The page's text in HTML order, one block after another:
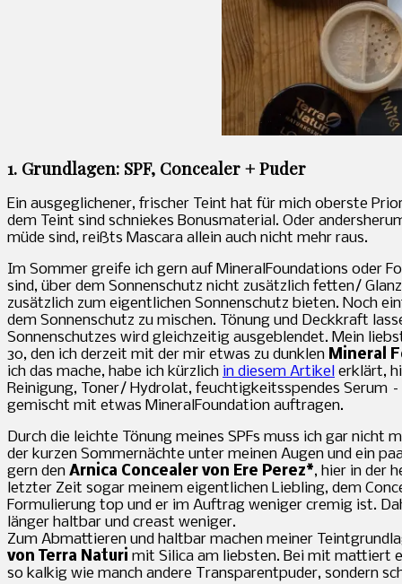
1. Grundlagen: SPF, Concealer + Puder
Ein ausgeglichener, frischer Teint hat für mich oberste
dem Teint sind schniekes Bonusmaterial. Oder
müde sind, reißts Mascara allein auch nicht mehr raus.
Im Sommer greife ich gern auf MineralFoundations oder
sind, über dem Sonnenschutz nicht zusätzlich fetten/
zusätzlich zum eigentlichen Sonnenschutz bieten. Noch
dem Sonnenschutz zu mischen. Tönung und Deckkraft
Sonnenschutzes wird gleichzeitig ausgeblendet. Mein
30, den ich derzeit mit der mir etwas zu dunklen Mineral
ich das mache, habe ich kürzlich in diesem Artikel erklärt,
Reinigung, Toner/ Hydrolat, feuchtigkeitsspendes Serum
gemischt mit etwas MineralFoundation auftragen.
Durch die leichte Tönung meines SPFs muss ich gar nicht
der kurzen Sommernächte unter meinen Augen und ein
gern den Arnica Concealer von Ere Perez*, hier in der
letzter Zeit sogar meinem eigentlichen Liebling, dem
Formulierung top und er im Auftrag weniger cremig ist.
länger haltbar und creast weniger.
Zum Abmattieren und haltbar machen meiner
von Terra Naturi mit Silica am liebsten. Bei mit mattiert
so kalkig wie manch andere Transparentpuder, sondern